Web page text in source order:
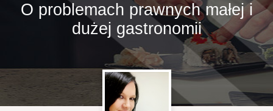
O problemach prawnych małej i
dużej gastronomii